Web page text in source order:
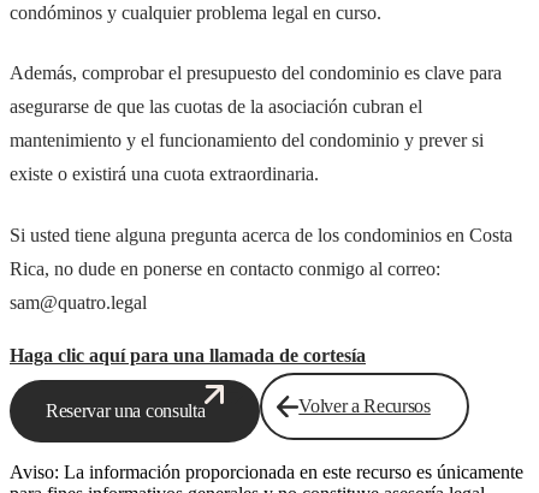
condóminos y cualquier problema legal en curso.
Además, comprobar el presupuesto del condominio es clave para
asegurarse de que las cuotas de la asociación cubran el
mantenimiento y el funcionamiento del condominio y prever si
existe o existirá una cuota extraordinaria.
Si usted tiene alguna pregunta acerca de los condominios en Costa
Rica, no dude en ponerse en contacto conmigo al correo:
sam@quatro.legal
Haga clic aquí para una llamada de cortesía
Reservar una consulta Volver a Recursos
Aviso: La información proporcionada en este recurso es únicamente